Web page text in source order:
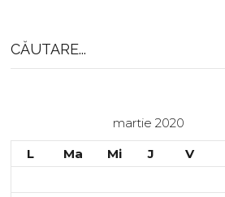
Search
for:
martie 2020
L
Ma Mi J V